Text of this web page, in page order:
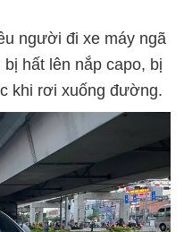
người đi xe máy ngã
hất lên nắp capo, bị
khi rơi xuống đường.